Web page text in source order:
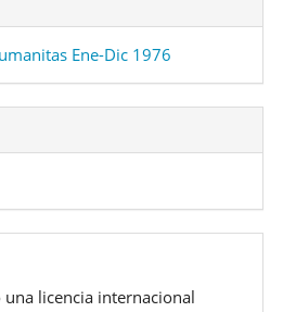
Ene-Dic 1976
una licencia internacional